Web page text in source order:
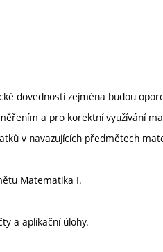
dovednosti zejména budou
a pro korektní využívání
v navazujících předmětech
Matematika I.
a aplikační úlohy.